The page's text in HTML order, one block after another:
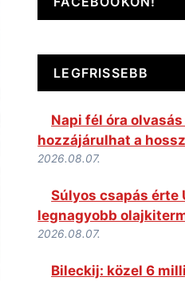
LEGFRISSEBB
Napi fél óra
hozzájárulhat a
2026.08.07.
Súlyos csapás érte
legnagyobb
2026.08.07.
Bileckij: közel 6